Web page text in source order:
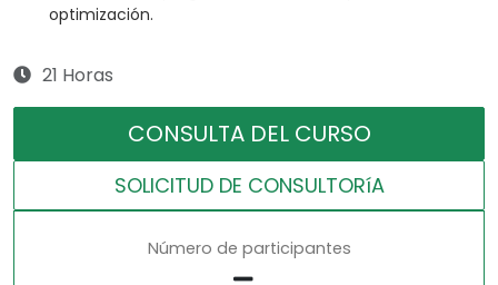
optimización.
21 Horas
CONSULTA DEL CURSO
SOLICITUD DE CONSULTORíA
Número de participantes